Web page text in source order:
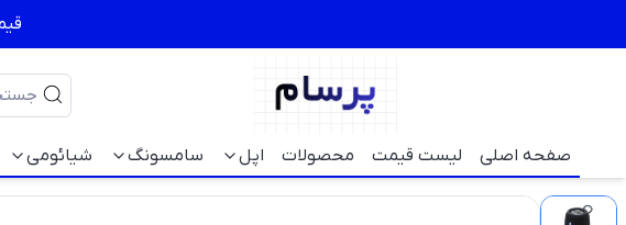
صفحه اصلی لیست قیمت محصولات اپل سامسونگ شیائومی